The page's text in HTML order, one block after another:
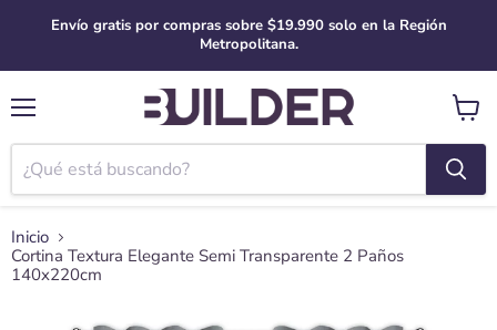
Envío gratis por compras sobre $19.990 solo en la Región
Metropolitana.
Ver
carro
Inicio
Cortina Textura Elegante Semi Transparente 2 Paños
140x220cm